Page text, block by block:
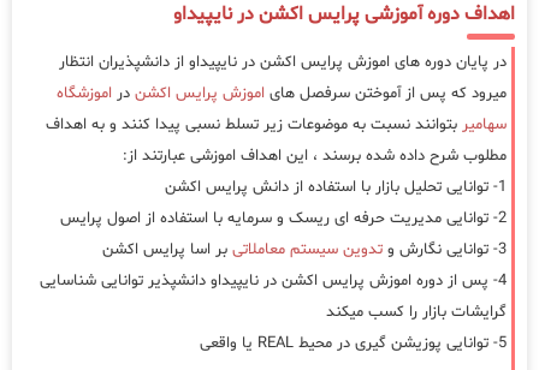
اهداف دوره آموزشی پرایس اکشن در نایپیداو
در پایان دوره های اموزش پرایس اکشن در نایپیداو از دانشپذیران انتظار
میرود که پس از آموختن سرفصل های اموزش پرایس اکشن در اموزشگاه
سهامیر بتوانند نسبت به موضوعات زیر تسلط نسبی پیدا کنند و به اهداف
مطلوب شرح داده شده برسند ، این اهداف اموزشی عبارتند از:
1- توانایی تحلیل بازار با استفاده از دانش پرایس اکشن
2- توانایی مدیریت حرفه ای ریسک و سرمایه با استفاده از اصول پرایس
3- توانایی نگارش و
تدوین سیستم معاملاتی بر اسا پرایس اکشن
4- پس از دوره اموزش پرایس اکشن در نایپیداو دانشپذیر توانایی شناسایی
گرایشات بازار را کسب میکند
5- توانایی پوزیشن گیری در محیط REAL یا واقعی